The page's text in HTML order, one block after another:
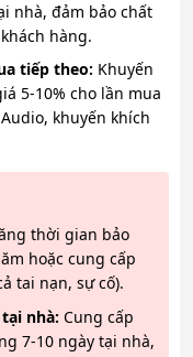
nhà, đảm bảo chất
hàng.
tiếp theo: Khuyến
5-10% cho lần mua
khuyến khích
thời gian bảo
hoặc cung cấp
tai nạn, sự cố).
nhà: Cung cấp
7-10 ngày tại nhà,